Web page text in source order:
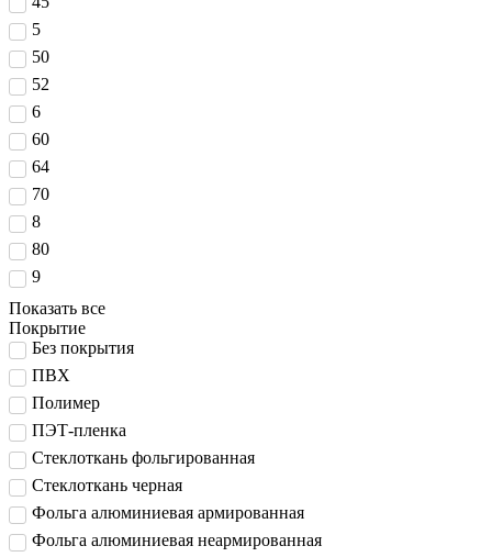
5
50
52
6
60
64
70
8
80
9
Показать все
Покрытие
Без покрытия
ПВХ
Полимер
ПЭТ-пленка
Стеклоткань фольгированная
Стеклоткань черная
Фольга алюминиевая армированная
Фольга алюминиевая неармированная